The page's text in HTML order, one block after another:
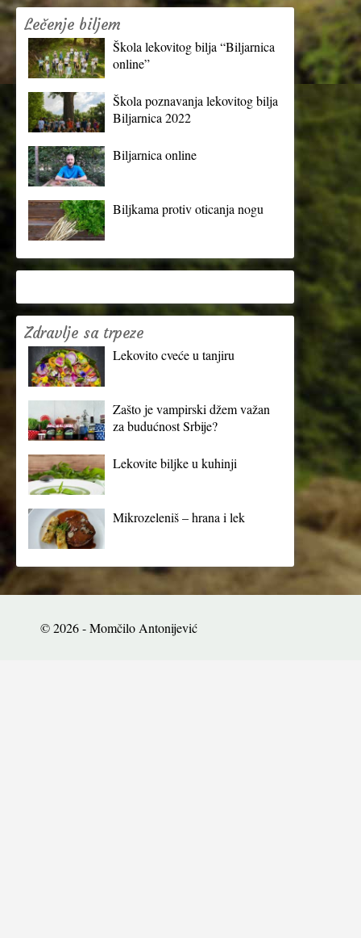
Lečenje biljem
Škola lekovitog bilja “Biljarnica
online”
Škola poznavanja lekovitog bilja
Biljarnica 2022
Biljarnica online
Biljkama protiv oticanja nogu
Zdravlje sa trpeze
Lekovito cveće u tanjiru
Zašto je vampirski džem važan
za budućnost Srbije?
Lekovite biljke u kuhinji
Mikrozeleniš – hrana i lek
© 2026 - Momčilo Antonijević